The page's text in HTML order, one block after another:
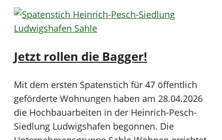
Jetzt rollen die Bagger!
Mit dem ersten Spatenstich für 47 öffentlich
geförderte Wohnungen haben am 28.04.2026
die Hochbauarbeiten in der Heinrich-Pesch-
Siedlung Ludwigshafen begonnen. Die